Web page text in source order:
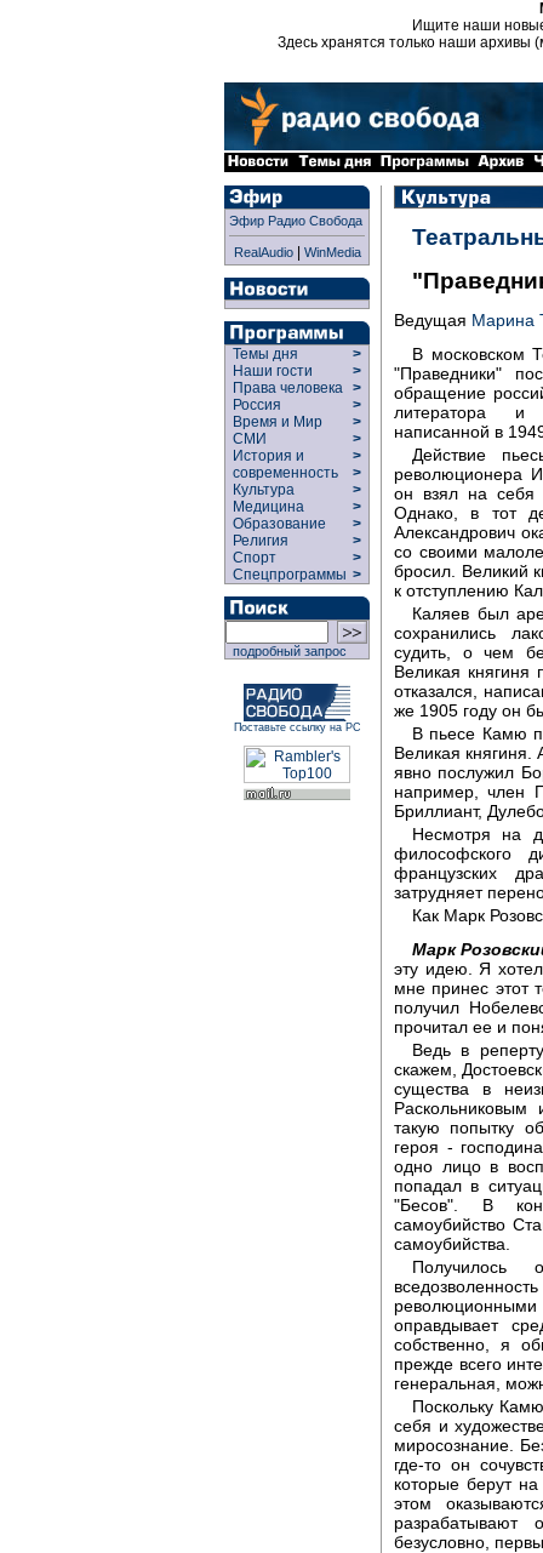
Ищите наши
Здесь хранятся только наши архивы
Эфир Радио Свобода
RealAudio| WinMedia
Темы дня
>
Наши гости
>
Права человека >
Россия
>
Время и Мир
>
СМИ
>
История и
современность
>
>
Культура
>
Медицина
>
Образование
>
Религия
>
Спорт
>
Спецпрограммы >
подробный запрос
Поставьте ссылку на РС
Ведущая Марина
В московском
"Праведники"
обращение
литератора и
написанной в
Действие
революционера
он взял на себя
Однако, в тот
Александрович
со своими
бросил. Великий
к отступлению
Каляев был
сохранились
судить, о чем
Великая княгиня
отказался,
же 1905 году он
В пьесе Камю
Великая княгиня.
явно послужил
например, член
Бриллиант,
Несмотря на
философского
французских
затрудняет
Как Марк
Марк
эту идею. Я
мне принес этот
получил
прочитал ее и
Ведь в
скажем,
существа в
такую попытку
героя -
одно лицо в
попадал в
"Бесов". В
самоубийство
самоубийства.
революционными
оправдывает
собственно, я
прежде всего
генеральная,
Поскольку
себя и
миросознание.
где-то он
которые берут
этом
безусловно,